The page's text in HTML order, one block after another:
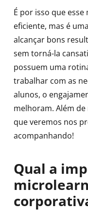
É por isso que
eficiente, mas é
alcançar bons
sem torná-la
possuem uma
trabalhar com as
alunos, o
melhoram. Além
que veremos nos
acompanhando!
Qual a